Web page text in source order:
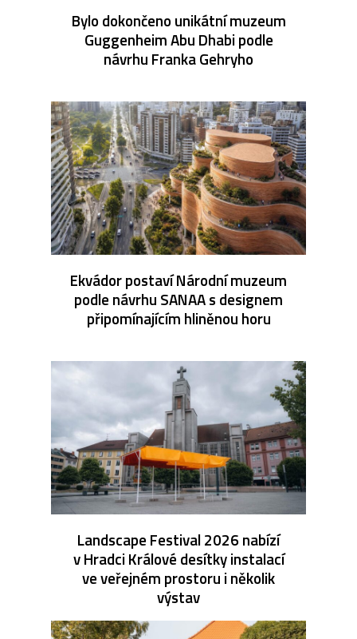
Bylo dokončeno unikátní muzeum
Guggenheim Abu Dhabi podle
návrhu Franka Gehryho
Ekvádor postaví Národní muzeum
podle návrhu SANAA s designem
připomínajícím hliněnou horu
Landscape Festival 2026 nabízí
v Hradci Králové desítky instalací
ve veřejném prostoru i několik
výstav